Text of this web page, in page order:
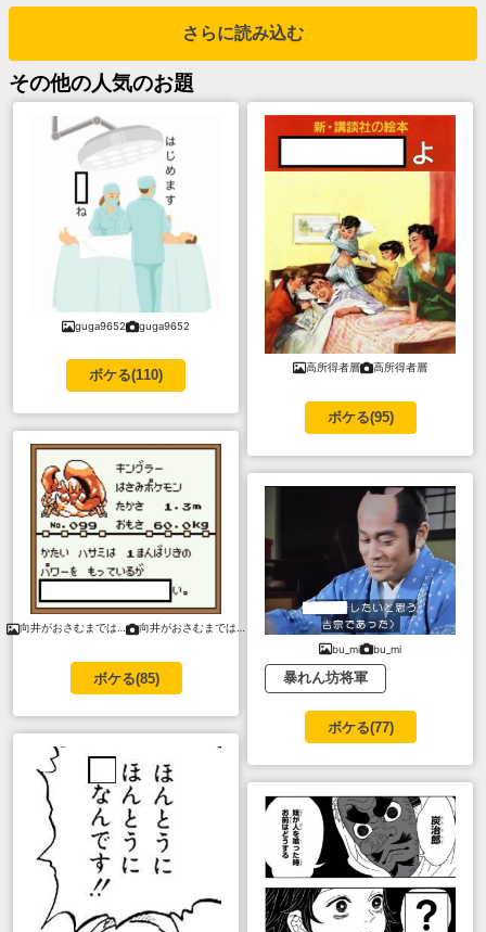
さらに読み込む
その他の人気のお題
guga9652 guga9652
ボケる(110)
向井がおさむまでは… 向井がおさむまでは…
ボケる(85)
高所得者層 高所得者層
ボケる(95)
bu_mi bu_mi
暴れん坊将軍
ボケる(77)